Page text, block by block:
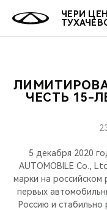
ЧЕРИ
КРОССОВЕРЫ
СЕДАНЫ
КРЕДИТ И
ЗАПЧАСТИ И
ПОДДЕРЖКА
О БРЕНДЕ
CHERY В СОЦСЕТЯХ
КРЕДИТ
МЫ В СОЦСЕТЯХ
ЧЕСТЬ 15-
5 декабря 2020
AUTOMOBILE Co.,
марки на российском
первых
Россию и стабильно